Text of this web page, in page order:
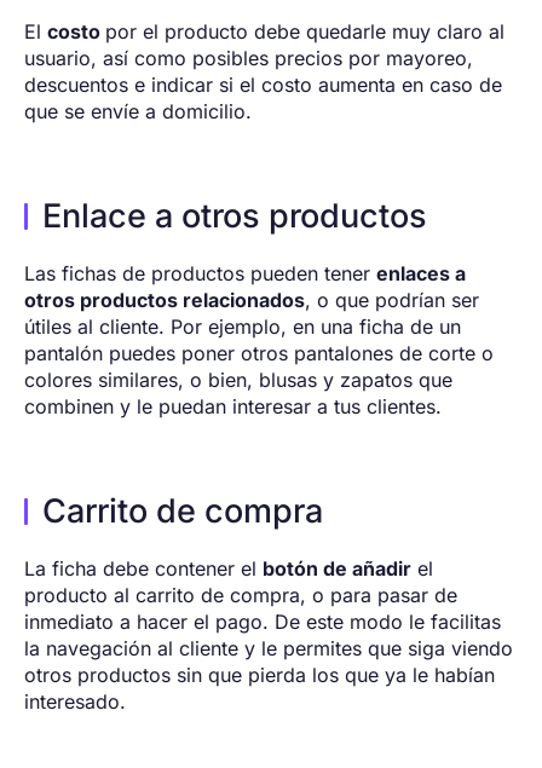
El costo por el producto debe quedarle muy claro al
usuario, así como posibles precios por mayoreo,
descuentos e indicar si el costo aumenta en caso de
que se envíe a domicilio.
Enlace a otros productos
Las fichas de productos pueden tener enlaces a
otros productos relacionados, o que podrían ser
útiles al cliente. Por ejemplo, en una ficha de un
pantalón puedes poner otros pantalones de corte o
colores similares, o bien, blusas y zapatos que
combinen y le puedan interesar a tus clientes.
Carrito de compra
La ficha debe contener el botón de añadir el
producto al carrito de compra, o para pasar de
inmediato a hacer el pago. De este modo le facilitas
la navegación al cliente y le permites que siga viendo
otros productos sin que pierda los que ya le habían
interesado.